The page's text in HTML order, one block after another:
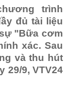
trình
đủ tài liệu
"Bữa cơm
xác. Sau
và thu hút
29/9, VTV24